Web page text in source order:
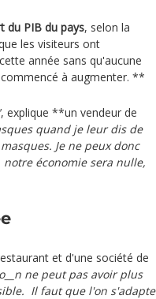
du PIB du pays, selon la
les visiteurs ont
année sans qu'aucune
à augmenter. **
, explique **un vendeur de
quand je leur dis de
Je ne peux donc
économie sera nulle,
et d'une société de
ne peut pas avoir plus
Il faut que l'on s'adapte